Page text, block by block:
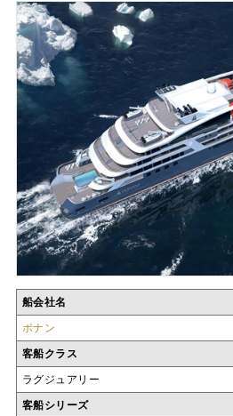
船会社名
ポナン
客船クラス
ラグジュアリー
客船シリーズ